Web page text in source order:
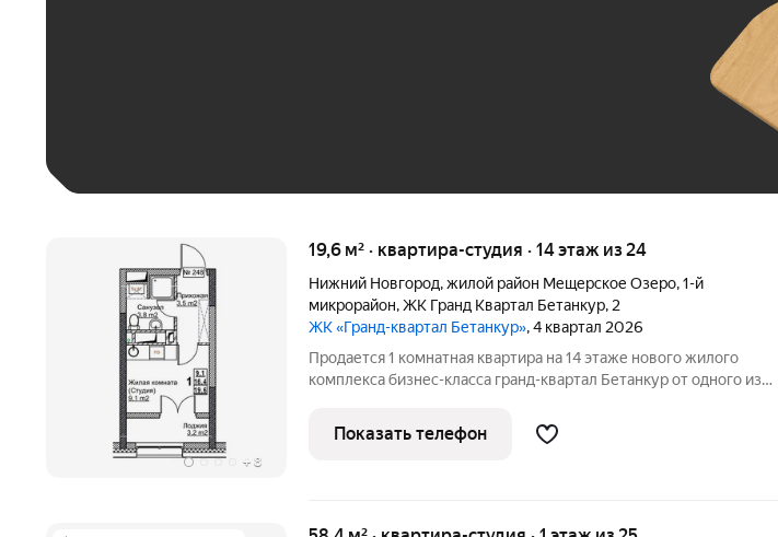
+ 8
19,6 м² · квартира-студия · 14 этаж из 24
Нижний Новгород,жилой район Мещерское Озеро,1-й
микрорайон,ЖК Гранд Квартал Бетанкур, 2
ЖК «Гранд-квартал Бетанкур», 4 квартал 2026
Продается 1 комнатная квартира на 14 этаже нового жилого
комплекса бизнес-класса гранд-квартал Бетанкур от одного из
ипотеке. Квартира сдается в черновой отделке. Рядом вся
необходимая
Показать телефон